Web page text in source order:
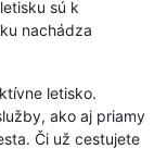
sú k
nachádza
letisko.
ako aj priamy
Či už cestujete